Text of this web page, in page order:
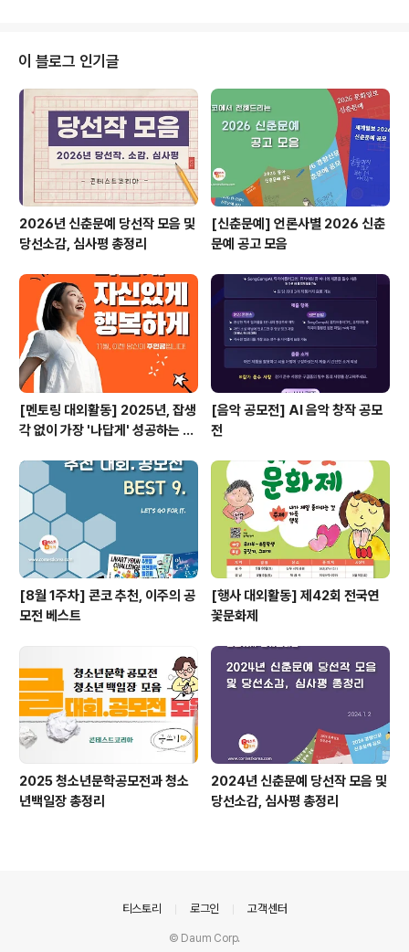
ficial, @nurse_time_ @global_nurse_)- 포널스 블
로그(3개) '서로이웃' 신청- 유튜브 '포널스', '알엔지야TV'
채널 구독 ◎ 결과발표- 2024년 12월 30일- 포널스 인
스타그램 발표 예정(https://www.instagram.com/f..
이 블로그 인기글
2026년 신춘문예 당선작 모음 및
당선소감, 심사평 총정리
[신춘문예] 언론사별 2026 신춘
문예 공고 모음
[멘토링 대외활동] 2025년, 잡생
각 없이 가장 '나답게' 성공하는 법
[음악 공모전] AI 음악 창작 공모
전
[8월 1주차] 콘코 추천, 이주의 공
모전 베스트
[행사 대외활동] 제42회 전국연
꽃문화제
2025 청소년문학공모전과 청소
년백일장 총정리
2024년 신춘문예 당선작 모음 및
당선소감, 심사평 총정리
티스토리 로그인 고객센터
© Daum Corp.